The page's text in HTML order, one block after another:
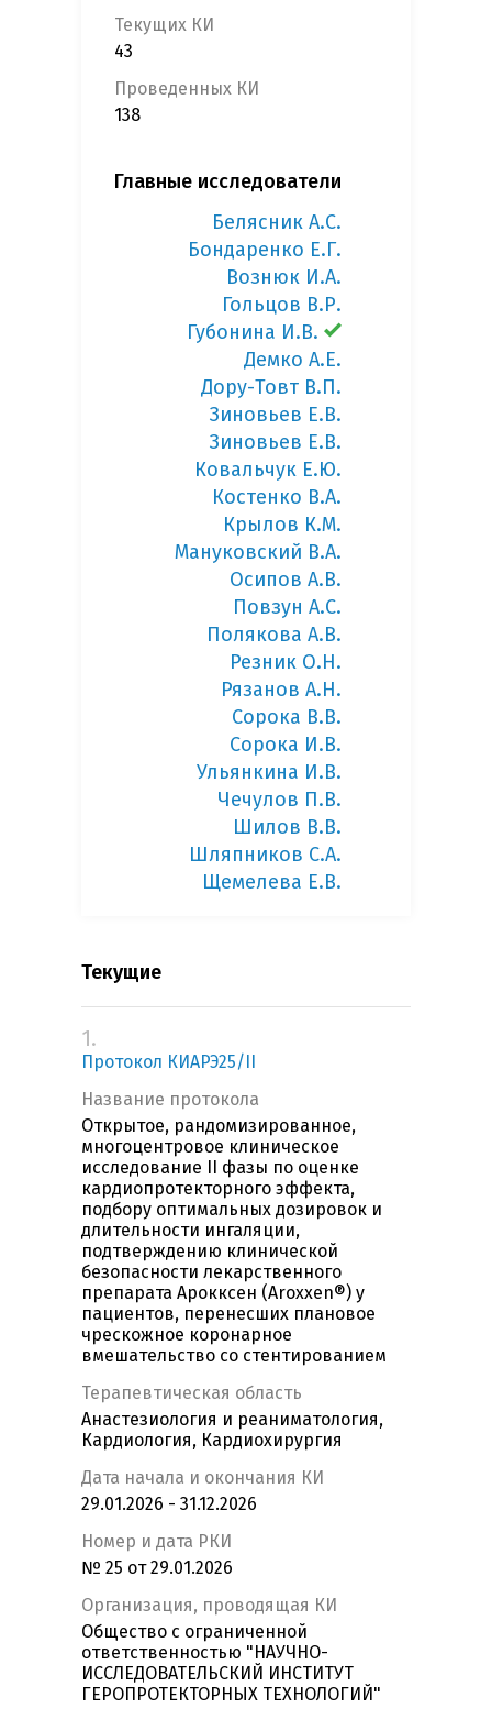
Текущих КИ
43
Проведенных КИ
138
Главные исследователи
Белясник А.С.
Бондаренко Е.Г.
Вознюк И.А.
Гольцов В.Р.
Губонина И.В.
Демко А.Е.
Дору-Товт В.П.
Зиновьев Е.В.
Зиновьев Е.В.
Ковальчук Е.Ю.
Костенко В.А.
Крылов К.М.
Мануковский В.А.
Осипов А.В.
Повзун А.С.
Полякова А.В.
Резник О.Н.
Рязанов А.Н.
Сорока В.В.
Сорока И.В.
Ульянкина И.В.
Чечулов П.В.
Шилов В.В.
Шляпников С.А.
Щемелева Е.В.
Текущие
1.
Протокол КИАРЭ25/II
Название протокола
Открытое, рандомизированное,
многоцентровое клиническое
исследование II фазы по оценке
кардиопротекторного эффекта,
подбору оптимальных дозировок и
длительности ингаляции,
подтверждению клинической
безопасности лекарственного
препарата Арокксен (Aroxxen®) у
пациентов, перенесших плановое
чрескожное коронарное
вмешательство со стентированием
Терапевтическая область
Анастезиология и реаниматология,
Кардиология, Кардиохирургия
Дата начала и окончания КИ
29.01.2026 - 31.12.2026
Номер и дата РКИ
№ 25 от 29.01.2026
Организация, проводящая КИ
Общество с ограниченной
ответственностью "НАУЧНО-
ИССЛЕДОВАТЕЛЬСКИЙ ИНСТИТУТ
ГЕРОПРОТЕКТОРНЫХ ТЕХНОЛОГИЙ"